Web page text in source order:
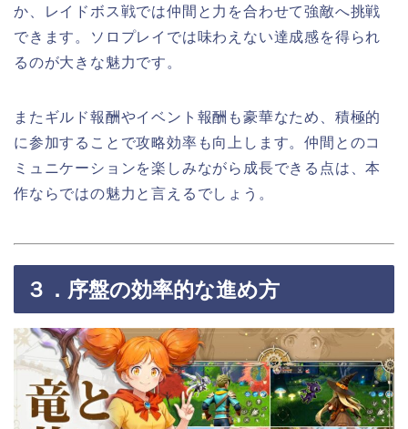
か、レイドボス戦では仲間と力を合わせて強敵へ挑戦
できます。ソロプレイでは味わえない達成感を得られ
るのが大きな魅力です。
またギルド報酬やイベント報酬も豪華なため、積極的
に参加することで攻略効率も向上します。仲間とのコ
ミュニケーションを楽しみながら成長できる点は、本
作ならではの魅力と言えるでしょう。
３．序盤の効率的な進め方